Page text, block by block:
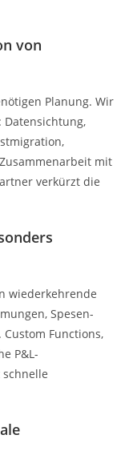
von
Planung. Wir
mit
verkürzt die
wiederkehrende
Spesen-
Functions,
P&L-